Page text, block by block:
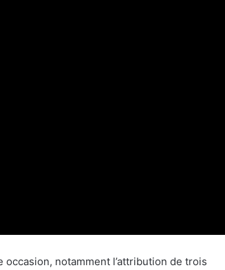
notamment l’attribution de trois